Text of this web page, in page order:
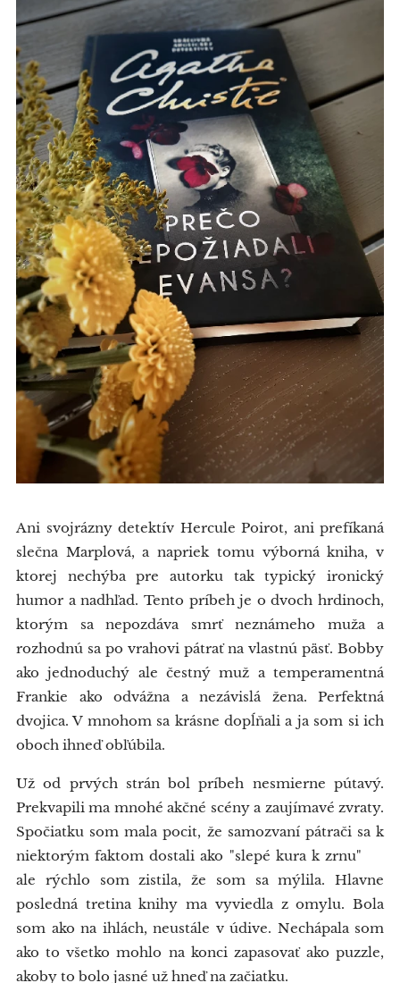
Ani svojrázny detektív Hercule Poirot, ani prefíkaná
slečna Marplová, a napriek tomu výborná kniha, v
ktorej nechýba pre autorku tak typický ironický
humor a nadhľad. Tento príbeh je o dvoch hrdinoch,
ktorým sa nepozdáva smrť neznámeho muža a
rozhodnú sa po vrahovi pátrať na vlastnú päsť. Bobby
ako jednoduchý ale čestný muž a temperamentná
Frankie ako odvážna a nezávislá žena. Perfektná
dvojica. V mnohom sa krásne dopĺňali a ja som si ich
oboch ihneď obľúbila.
Už od prvých strán bol príbeh nesmierne pútavý.
Prekvapili ma mnohé akčné scény a zaujímavé zvraty.
Spočiatku som mala pocit, že samozvaní pátrači sa k
niektorým faktom dostali ako "slepé kura k zrnu" 😅
ale rýchlo som zistila, že som sa mýlila. Hlavne
posledná tretina knihy ma vyviedla z omylu. Bola
som ako na ihlách, neustále v údive. Nechápala som
ako to všetko mohlo na konci zapasovať ako puzzle,
akoby to bolo jasné už hneď na začiatku.